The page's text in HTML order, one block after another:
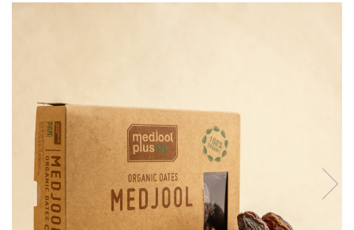
PASTE
CREME ȘI PASTE TARTINABILE
CONDIMENTE
CEAIURI GRECEȘTI
CIOCOLATĂ ȘI CACAO
HEALTHY SNACKS